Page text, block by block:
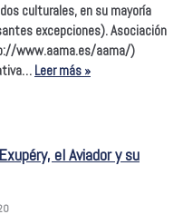
culturales, en su mayoría
excepciones). Asociación
www.aama.es/aama/)
Leer más »
el Aviador y su